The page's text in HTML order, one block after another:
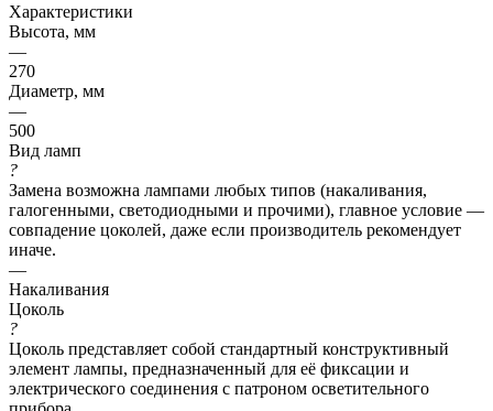
Характеристики
Высота, мм
—
270
Диаметр, мм
—
500
Вид ламп
?
Замена возможна лампами любых типов (накаливания,
галогенными, светодиодными и прочими), главное условие —
совпадение цоколей, даже если производитель рекомендует
иначе.
—
Накаливания
Цоколь
?
Цоколь представляет собой стандартный конструктивный
элемент лампы, предназначенный для её фиксации и
электрического соединения с патроном осветительного